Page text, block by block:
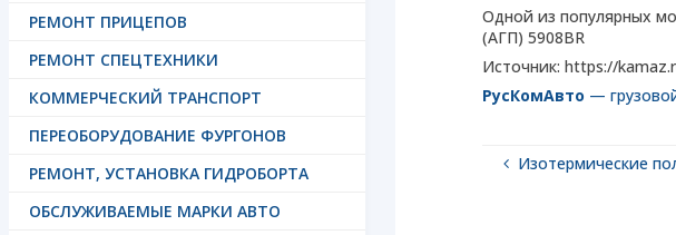
Одной из популярных
(АГП) 5908BR
Источник: https://
РусКомАвто —
Изотермические
РЕМОНТ ПРИЦЕПОВ
РЕМОНТ СПЕЦТЕХНИКИ
КОММЕРЧЕСКИЙ ТРАНСПОРТ
ПЕРЕОБОРУДОВАНИЕ ФУРГОНОВ
РЕМОНТ, УСТАНОВКА ГИДРОБОРТА
ОБСЛУЖИВАЕМЫЕ МАРКИ АВТО